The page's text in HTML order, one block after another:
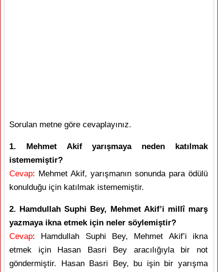
Sorulan metne göre cevaplayınız.
1. Mehmet Akif yarışmaya neden katılmak
istememiştir?
Cevap: Mehmet Akif, yarışmanın sonunda para ödülü
konulduğu için katılmak istememiştir.
2. Hamdullah Suphi Bey, Mehmet Akif’i millî marş
yazmaya ikna etmek için neler söylemiştir?
Cevap: Hamdullah Suphi Bey, Mehmet Akif’i ikna
etmek için Hasan Basri Bey aracılığıyla bir not
göndermiştir. Hasan Basri Bey, bu işin bir yarışma